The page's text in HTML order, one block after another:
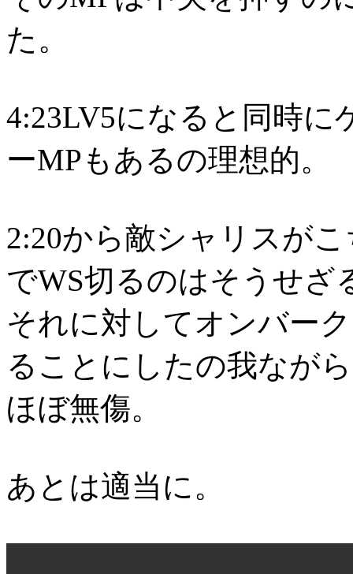
た。
4:23LV5になると同時
ーMPもあるの理想的。
2:20から敵シャリスが
でWS切るのはそうせざ
それに対してオンバー
ることにしたの我なが
ほぼ無傷。
あとは適当に。